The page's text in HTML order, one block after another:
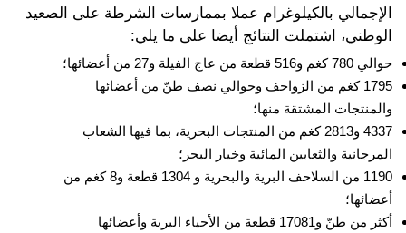
الإجمالي بالكيلوغرام عملا بممارسات الشرطة على الصعيد
الوطني، اشتملت النتائج أيضا على ما يلي:
حوالي 780 كغم و516 قطعة من عاج الفيلة و27 من أعضائها؛
1795 كغم من الزواحف وحوالي نصف طنّ من أعضائها
والمنتجات المشتقة منها؛
4337 و2813 كغم من المنتجات البحرية، بما فيها الشعاب
المرجانية والثعابين المائية وخيار البحر؛
1190 من السلاحف البرية والبحرية و 1304 قطعة و8 كغم من
أعضائها؛
أكثر من طنّ و17081 قطعة من الأحياء البرية وأعضائها